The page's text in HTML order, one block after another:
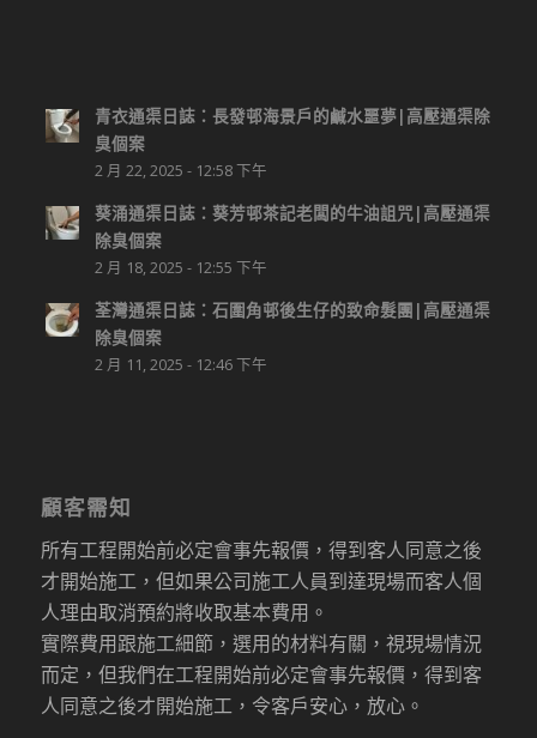
青衣通渠日誌：長發邨海景戶的鹹水噩夢|高壓通渠除
臭個案
2 月 22, 2025 - 12:58 下午
葵涌通渠日誌：葵芳邨茶記老闆的牛油詛咒|高壓通渠
除臭個案
2 月 18, 2025 - 12:55 下午
荃灣通渠日誌：石圍角邨後生仔的致命髮團|高壓通渠
除臭個案
2 月 11, 2025 - 12:46 下午
顧客需知
所有工程開始前必定會事先報價，得到客人同意之後
才開始施工，但如果公司施工人員到達現場而客人個
人理由取消預約將收取基本費用。
實際費用跟施工細節，選用的材料有關，視現場情況
而定，但我們在工程開始前必定會事先報價，得到客
人同意之後才開始施工，令客戶安心，放心。